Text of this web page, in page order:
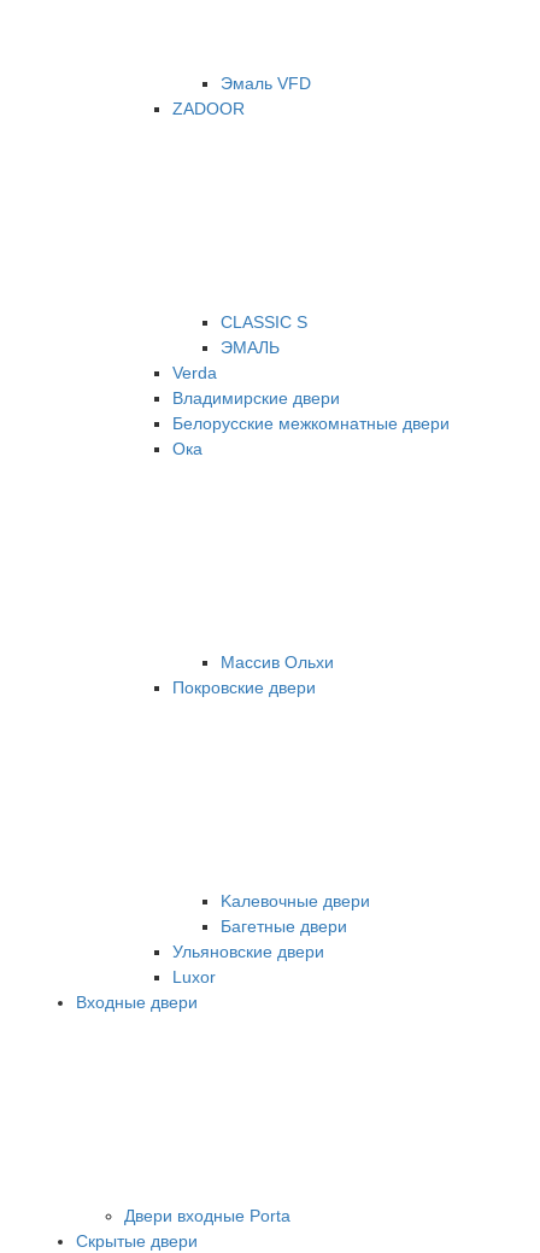
Эмаль VFD
ZADOOR
CLASSIC S
ЭМАЛЬ
Verda
Владимирские двери
Белорусские межкомнатные двери
Ока
Массив Ольхи
Покровские двери
Kалевочные двери
Багетные двери
Ульяновские двери
Luxor
Входные двери
Двери входные Porta
Скрытые двери